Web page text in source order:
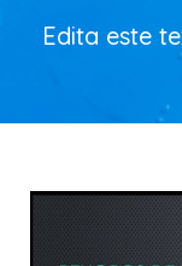
Edita este